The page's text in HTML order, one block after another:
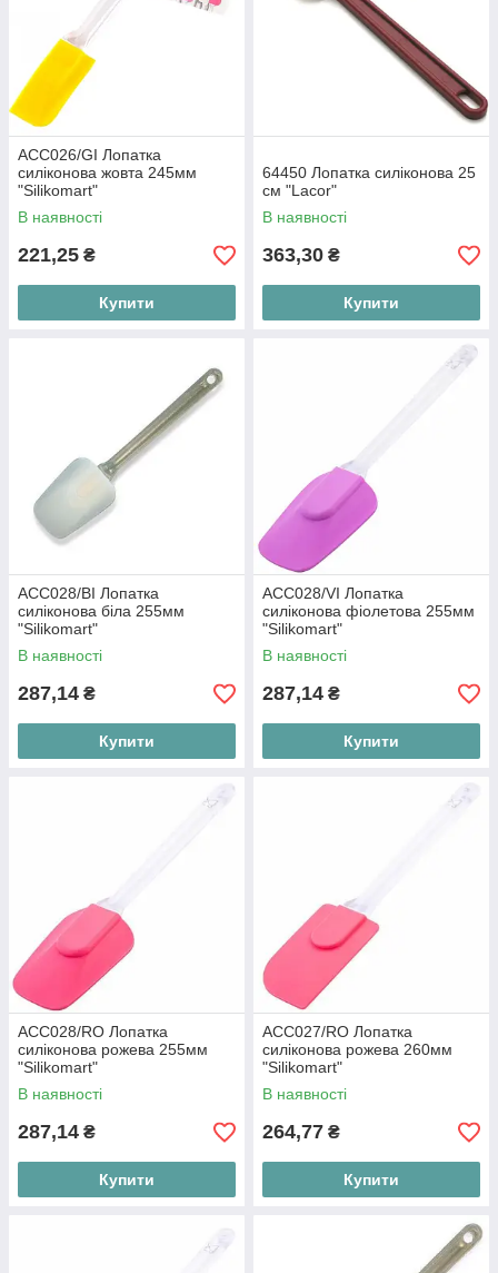
ACC026/GI Лопатка
силіконова жовта 245мм
"Silikomart"
В наявності
221,25 ₴
Купити
64450 Лопатка силіконова 25
см "Lacor"
В наявності
363,30 ₴
Купити
ACC028/BI Лопатка
силіконова біла 255мм
"Silikomart"
В наявності
287,14 ₴
Купити
ACC028/VI Лопатка
силіконова фіолетова 255мм
"Silikomart"
В наявності
287,14 ₴
Купити
ACC028/RO Лопатка
силіконова рожева 255мм
"Silikomart"
В наявності
287,14 ₴
Купити
ACC027/RO Лопатка
силіконова рожева 260мм
"Silikomart"
В наявності
264,77 ₴
Купити